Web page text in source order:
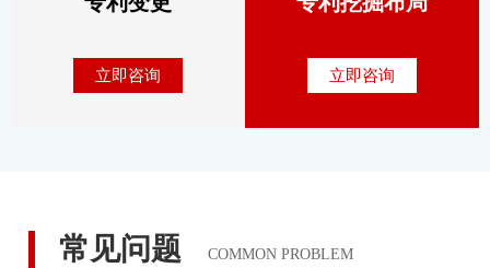
立即咨询 立即咨询
常见问题 COMMON PROBLEM